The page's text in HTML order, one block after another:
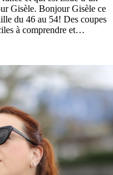
Gisèle. Bonjour Gisèle ce
du 46 au 54! Des coupes
à comprendre et…